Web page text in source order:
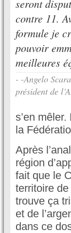
seront
contre 11.
formule je
pouvoir
meilleures
- -Angelo
président de
s’en
la
Après
région
fait que le
territoire
trouve ça
et de
dans ce